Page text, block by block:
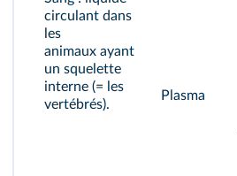
circulant dans
les
animaux ayant
un squelette
interne (= les
vertébrés).
Plasma